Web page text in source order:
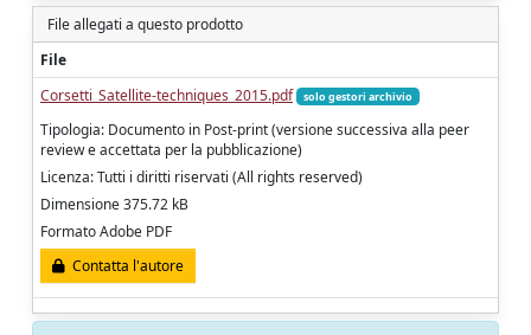
File allegati a questo prodotto
File
Corsetti_Satellite-techniques_2015.pdf
solo gestori archivio
Tipologia: Documento in Post-print (versione successiva alla peer
review e accettata per la pubblicazione)
Licenza: Tutti i diritti riservati (All rights reserved)
Dimensione 375.72 kB
Formato Adobe PDF
Contatta l'autore